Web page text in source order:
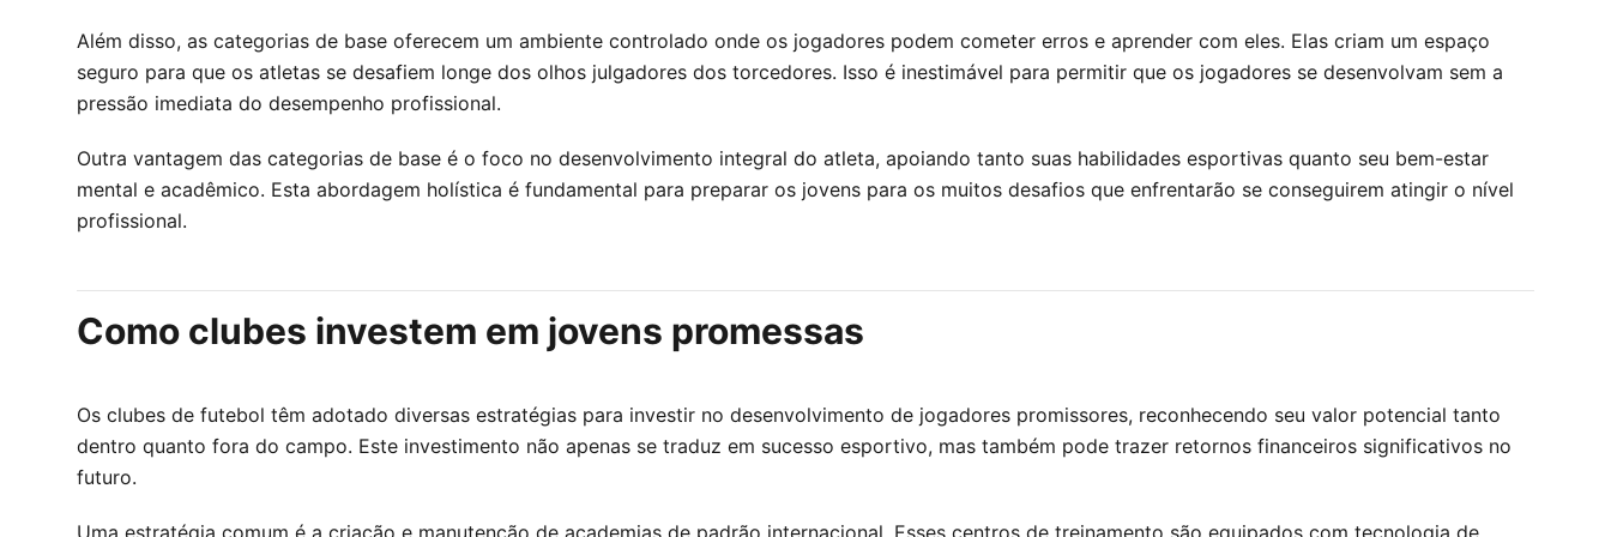
Além disso, as categorias de base oferecem um ambiente controlado onde os jogadores podem cometer erros e aprender com eles. Elas criam um espaço
seguro para que os atletas se desafiem longe dos olhos julgadores dos torcedores. Isso é inestimável para permitir que os jogadores se desenvolvam sem a
pressão imediata do desempenho profissional.
Outra vantagem das categorias de base é o foco no desenvolvimento integral do atleta, apoiando tanto suas habilidades esportivas quanto seu bem-estar
mental e acadêmico. Esta abordagem holística é fundamental para preparar os jovens para os muitos desafios que enfrentarão se conseguirem atingir o nível
profissional.
Como clubes investem em jovens promessas
Os clubes de futebol têm adotado diversas estratégias para investir no desenvolvimento de jogadores promissores, reconhecendo seu valor potencial tanto
dentro quanto fora do campo. Este investimento não apenas se traduz em sucesso esportivo, mas também pode trazer retornos financeiros significativos no
futuro.
Uma estratégia comum é a criação e manutenção de academias de padrão internacional. Esses centros de treinamento são equipados com tecnologia de